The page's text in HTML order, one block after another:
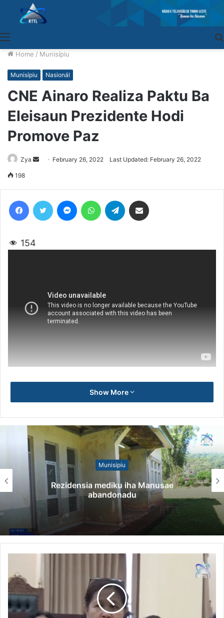
Home / Munisípiu
Munisípiu Nasionál
CNE Ainaro Realiza Paktu Ba
Eleisaun Prezidente Hodi
Promove Paz
Zya
SendFebruary 26, 2022 Last Updated: February 26, 2022
198
154
Show More
Munisípiu
Rezidensia mediku iha Manusae
abandonadu